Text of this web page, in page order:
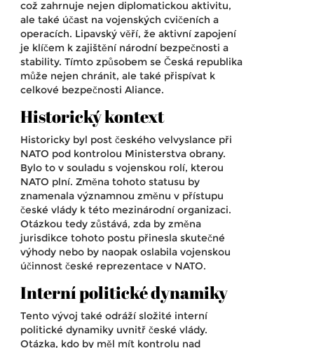
což zahrnuje nejen diplomatickou aktivitu,
ale také účast na vojenských cvičeních a
operacích. Lipavský věří, že aktivní zapojení
je klíčem k zajištění národní bezpečnosti a
stability. Tímto způsobem se Česká republika
může nejen chránit, ale také přispívat k
celkové bezpečnosti Aliance.
Historický kontext
Historicky byl post českého velvyslance při
NATO pod kontrolou Ministerstva obrany.
Bylo to v souladu s vojenskou rolí, kterou
NATO plní. Změna tohoto statusu by
znamenala významnou změnu v přístupu
české vlády k této mezinárodní organizaci.
Otázkou tedy zůstává, zda by změna
jurisdikce tohoto postu přinesla skutečné
výhody nebo by naopak oslabila vojenskou
účinnost české reprezentace v NATO.
Interní politické dynamiky
Tento vývoj také odráží složité interní
politické dynamiky uvnitř české vlády.
Otázka, kdo by měl mít kontrolu nad